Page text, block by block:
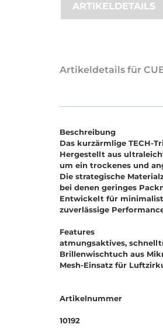
ARTIKELDETAILS
Artikeldetails für
Beschreibung
Das kurzärmlige TECH-
Hergestellt aus
um ein trockenes und
Die strategische
bei denen geringes
Entwickelt für
zuverlässige
Features
atmungsaktives,
Brillenwischtuch aus
Mesh-Einsatz für
Artikelnummer
10192